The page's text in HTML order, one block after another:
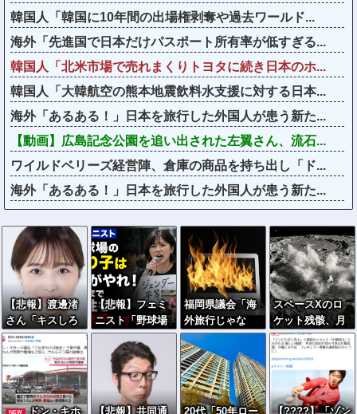
韓国人「韓国に10年間の出場権剥奪や過去ワールド...
海外「先進国で日本だけパスポート所有率が低すぎる...
韓国人「北米市場で売れまくりトヨタに続き日本のホ...
韓国人「大韓航空の熊本地震飲料水支援に対する日本...
海外「あるある！」日本を旅行した外国人が患う新た...
【動画】広島記念公園を追い出された左翼さん、流石...
ワイルドベリーズ経営陣、倉庫の商品を持ち出し「ド...
海外「あるある！」日本を旅行した外国人が患う新た...
【悲報】渡邊渚
さん「キスしろ
よ」のヤジでPT
SD発症時の状態
に逆戻り
【悲報】フェミ
ニスト「野球場
の売り子は男が
やれ！いつまで
女性を奴隷扱い
する気だ」
福岡県議会「海
外旅行じゃな
い、海外活動
だ！」→視察費
2.65億円公開で
再炎上ｗｗｗ
スペースXのロ
ケット残骸、月
面に衝突か…フ
ァルコン9の上
段！
NEW
ドン・キホ
【悲報】共同通
20代「50年ロー
【????】「ゾン